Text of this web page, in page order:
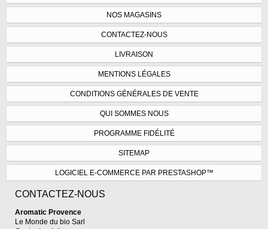
NOS MAGASINS
CONTACTEZ-NOUS
LIVRAISON
MENTIONS LÉGALES
CONDITIONS GÉNÉRALES DE VENTE
QUI SOMMES NOUS
PROGRAMME FIDÉLITÉ
SITEMAP
LOGICIEL E-COMMERCE PAR PRESTASHOP™
CONTACTEZ-NOUS
Aromatic Provence
Le Monde du bio Sarl